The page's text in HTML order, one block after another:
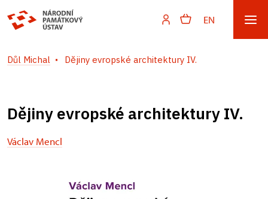
EN
Důl Michal Dějiny evropské architektury IV.
Dějiny evropské architektury IV.
Václav Mencl